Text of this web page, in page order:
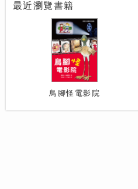
最近瀏覽書籍
鳥腳怪電影院